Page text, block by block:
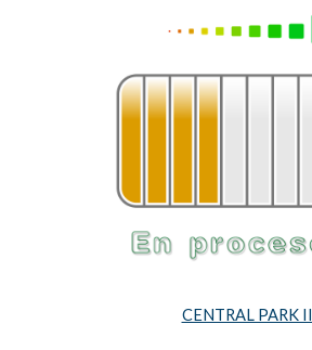
CENTRAL PARK II